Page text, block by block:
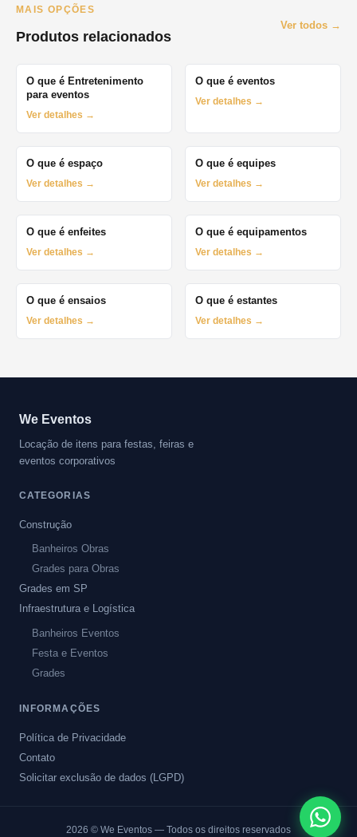
MAIS OPÇÕES
Produtos relacionados
Ver todos →
O que é Entretenimento
para eventos
Ver detalhes →
O que é eventos
Ver detalhes →
O que é espaço
Ver detalhes →
O que é equipes
Ver detalhes →
O que é enfeites
Ver detalhes →
O que é equipamentos
Ver detalhes →
O que é ensaios
Ver detalhes →
O que é estantes
Ver detalhes →
We Eventos
Locação de itens para festas, feiras e
eventos corporativos
CATEGORIAS
Construção
Banheiros Obras
Grades para Obras
Grades em SP
Infraestrutura e Logística
Banheiros Eventos
Festa e Eventos
Grades
INFORMAÇÕES
Política de Privacidade
Contato
Solicitar exclusão de dados (LGPD)
2026 © We Eventos — Todos os direitos reservados